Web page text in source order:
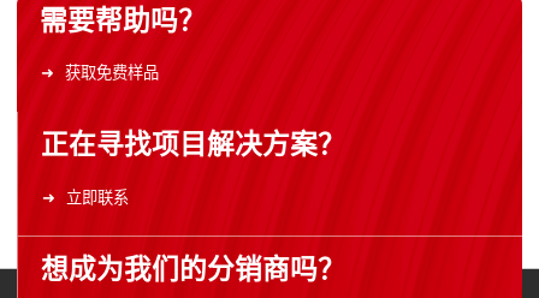
需要帮助吗？
获取免费样品
正在寻找项目解决方案？
立即联系
想成为我们的分销商吗？